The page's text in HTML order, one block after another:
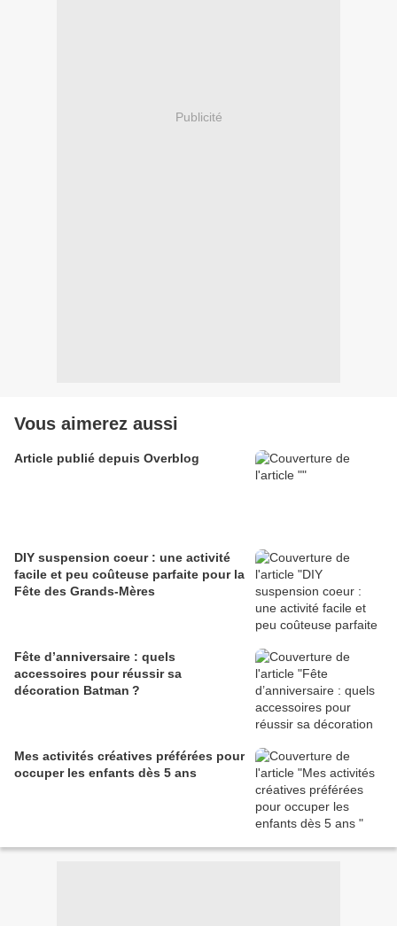
Publicité
Vous aimerez aussi
Article publié depuis Overblog
DIY suspension coeur : une activité
facile et peu coûteuse parfaite pour la
Fête des Grands-Mères
Fête d’anniversaire : quels
accessoires pour réussir sa
décoration Batman ?
Mes activités créatives préférées pour
occuper les enfants dès 5 ans